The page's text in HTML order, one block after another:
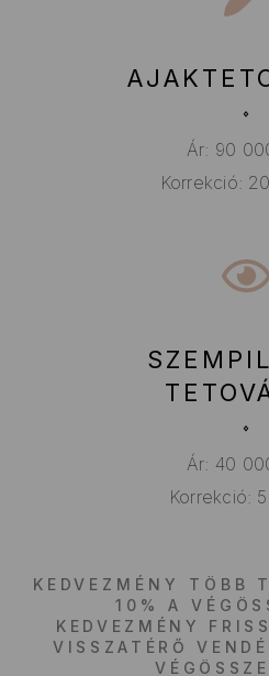
Ár: 90
Korrekció:
Ár: 40
Korrekció:
KEDVEZMÉNY TÖBB
10% A
KEDVEZMÉNY
VISSZATÉRŐ